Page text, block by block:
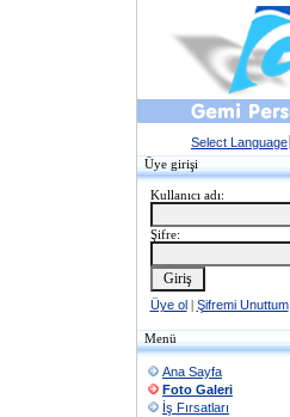
Select Language
Üye girişi
Kullanıcı adı:
Şifre:
Üye ol| Şifremi Unuttum
Menü
Ana Sayfa
Foto Galeri
İş Fırsatları